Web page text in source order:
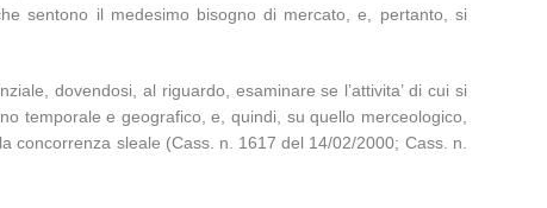
sentono il medesimo bisogno di mercato, e, pertanto, si
dovendosi, al riguardo, esaminare se l’attivita’ di cui si
temporale e geografico, e, quindi, su quello merceologico,
concorrenza sleale (Cass. n. 1617 del 14/02/2000; Cass. n.